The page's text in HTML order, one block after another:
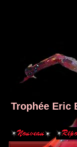
Trophée Eric